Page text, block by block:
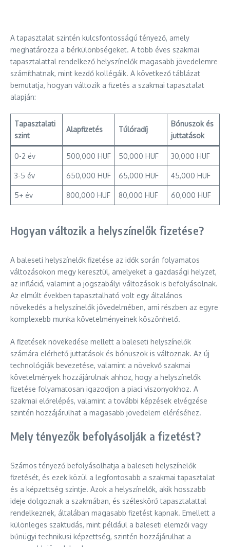
A tapasztalat szintén kulcsfontosságú tényező, amely
meghatározza a bérkülönbségeket. A több éves szakmai
tapasztalattal rendelkező helyszínelők magasabb jövedelemre
számíthatnak, mint kezdő kollégáik. A következő táblázat
bemutatja, hogyan változik a fizetés a szakmai tapasztalat
alapján:
Tapasztalati
szint
Alapfizetés Túlóradíj
Bónuszok és
juttatások
0-2 év 500,000 HUF 50,000 HUF 30,000 HUF
3-5 év 650,000 HUF 65,000 HUF 45,000 HUF
5+ év 800,000 HUF 80,000 HUF 60,000 HUF
Hogyan változik a helyszínelők fizetése?
A baleseti helyszínelők fizetése az idők során folyamatos
változásokon megy keresztül, amelyeket a gazdasági helyzet,
az infláció, valamint a jogszabályi változások is befolyásolnak.
Az elmúlt években tapasztalható volt egy általános
növekedés a helyszínelők jövedelmében, ami részben az egyre
komplexebb munka követelményeinek köszönhető.
A fizetések növekedése mellett a baleseti helyszínelők
számára elérhető juttatások és bónuszok is változnak. Az új
technológiák bevezetése, valamint a növekvő szakmai
követelmények hozzájárulnak ahhoz, hogy a helyszínelők
fizetése folyamatosan igazodjon a piaci viszonyokhoz. A
szakmai előrelépés, valamint a további képzések elvégzése
szintén hozzájárulhat a magasabb jövedelem eléréséhez.
Mely tényezők befolyásolják a fizetést?
Számos tényező befolyásolhatja a baleseti helyszínelők
fizetését, és ezek közül a legfontosabb a szakmai tapasztalat
és a képzettség szintje. Azok a helyszínelők, akik hosszabb
ideje dolgoznak a szakmában, és széleskörű tapasztalattal
rendelkeznek, általában magasabb fizetést kapnak. Emellett a
különleges szaktudás, mint például a baleseti elemzői vagy
bűnügyi technikusi képzettség, szintén hozzájárulhat a